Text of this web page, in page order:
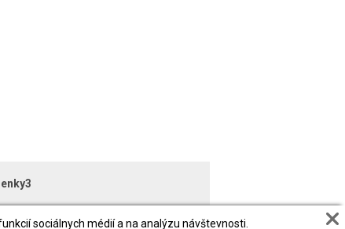
sociálnych médií a na analýzu návštevnosti.